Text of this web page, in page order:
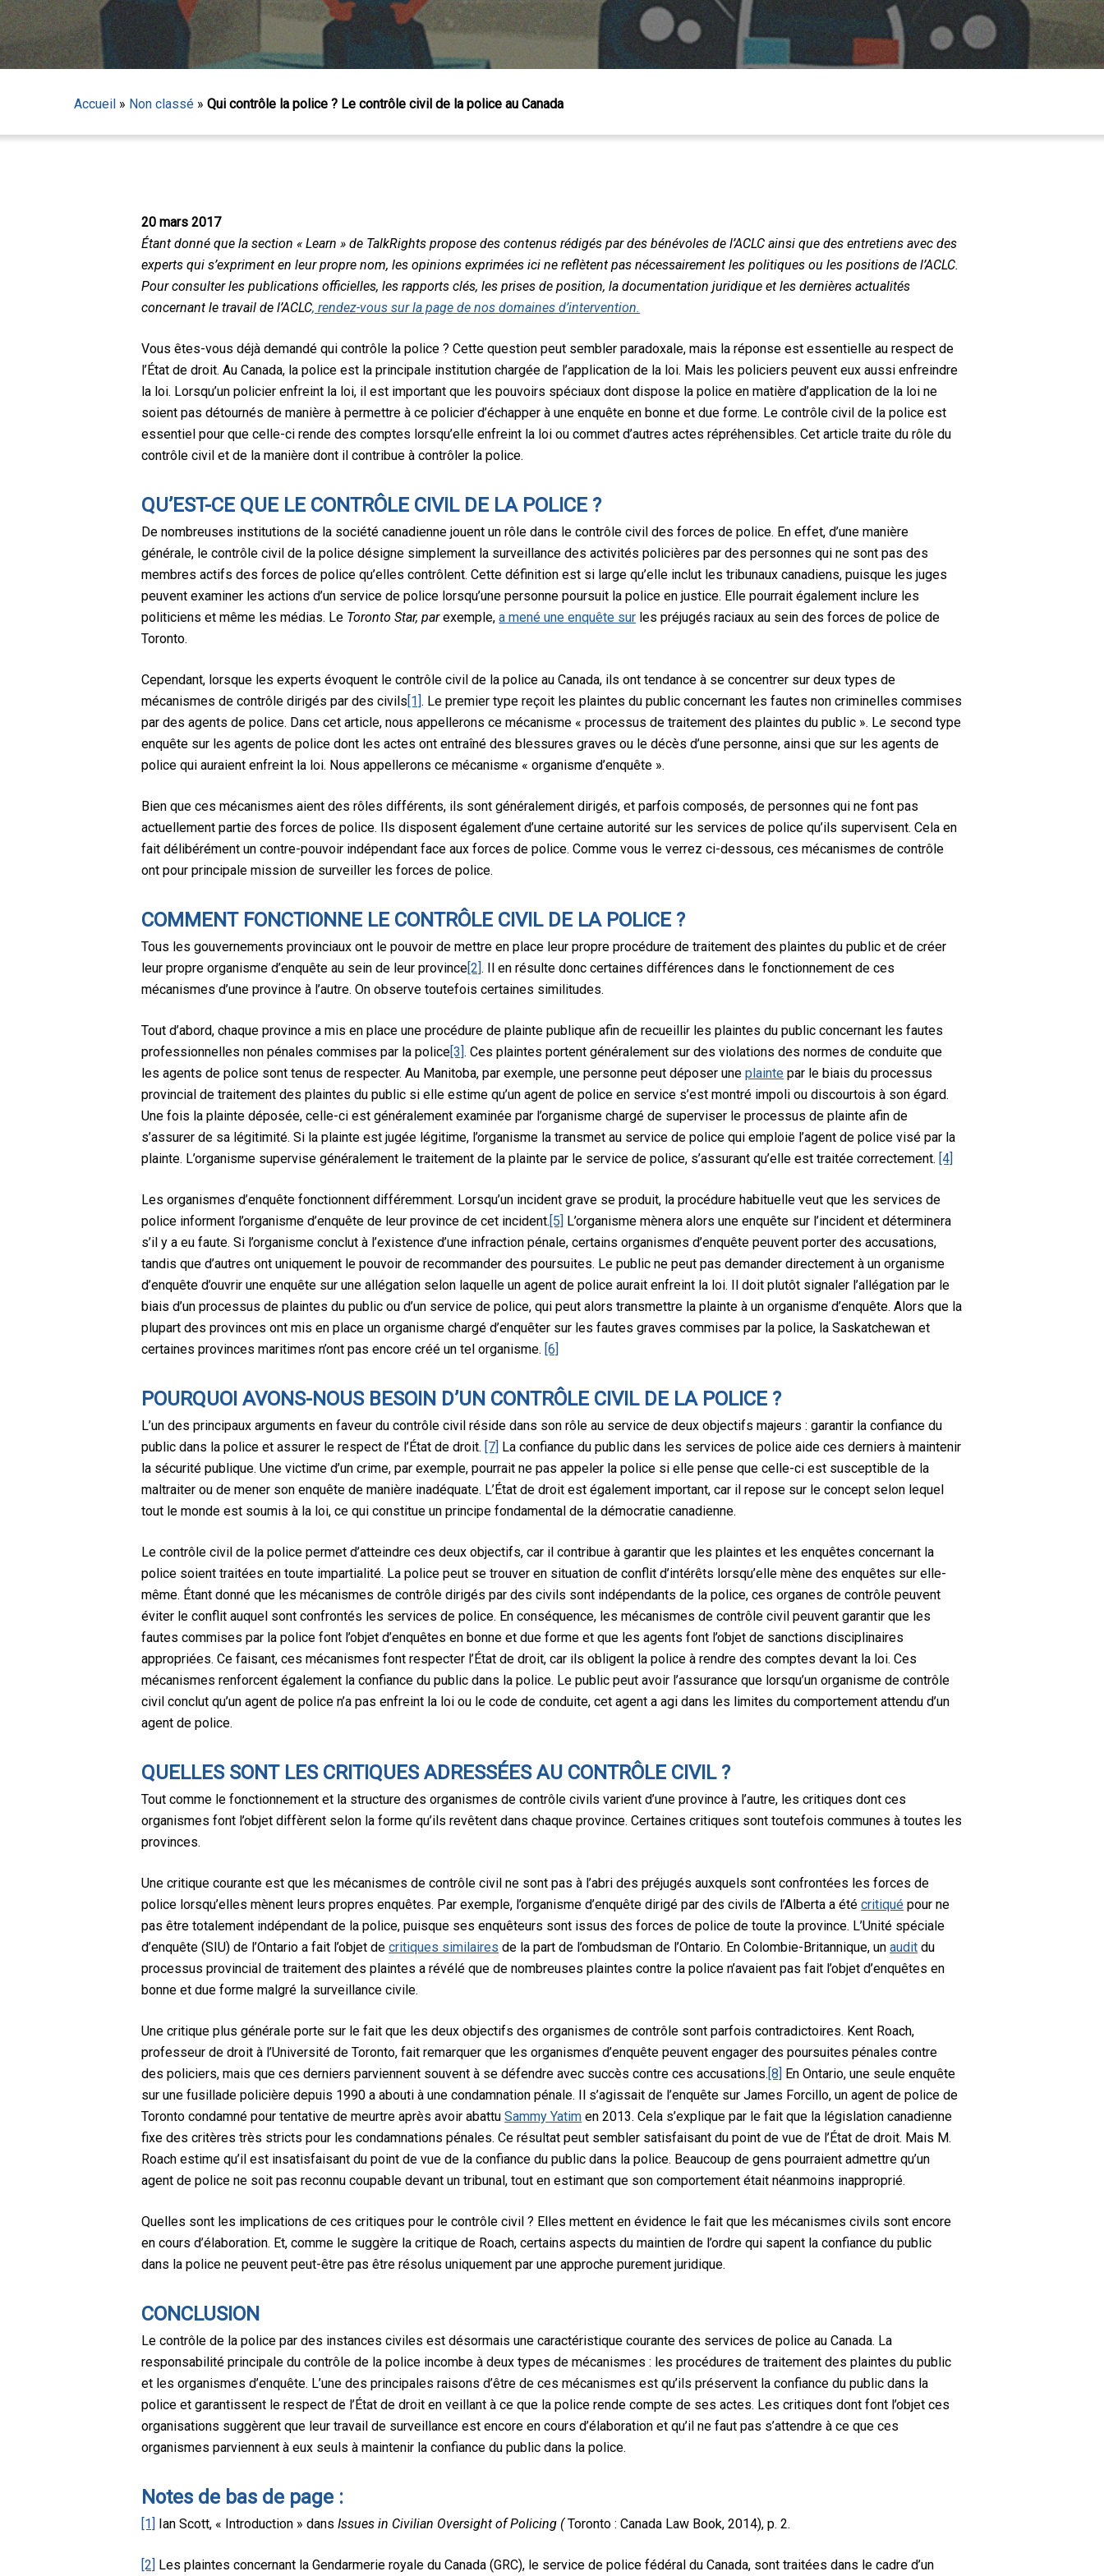
Accueil » Non classé » Qui contrôle la police ? Le contrôle civil de la police au Canada
20 mars 2017
Étant donné que la section « Learn » de TalkRights propose des contenus rédigés par des bénévoles de l’ACLC ainsi que des entretiens avec des
experts qui s’expriment en leur propre nom, les opinions exprimées ici ne reflètent pas nécessairement les politiques ou les positions de l’ACLC.
Pour consulter les publications officielles, les rapports clés, les prises de position, la documentation juridique et les dernières actualités
concernant le travail de l’ACLC, rendez-vous sur la page de nos domaines d’intervention.
Vous êtes-vous déjà demandé qui contrôle la police ? Cette question peut sembler paradoxale, mais la réponse est essentielle au respect de
l’État de droit. Au Canada, la police est la principale institution chargée de l’application de la loi. Mais les policiers peuvent eux aussi enfreindre
la loi. Lorsqu’un policier enfreint la loi, il est important que les pouvoirs spéciaux dont dispose la police en matière d’application de la loi ne
soient pas détournés de manière à permettre à ce policier d’échapper à une enquête en bonne et due forme. Le contrôle civil de la police est
essentiel pour que celle-ci rende des comptes lorsqu’elle enfreint la loi ou commet d’autres actes répréhensibles. Cet article traite du rôle du
contrôle civil et de la manière dont il contribue à contrôler la police.
QU’EST-CE QUE LE CONTRÔLE CIVIL DE LA POLICE ?
De nombreuses institutions de la société canadienne jouent un rôle dans le contrôle civil des forces de police. En effet, d’une manière
générale, le contrôle civil de la police désigne simplement la surveillance des activités policières par des personnes qui ne sont pas des
membres actifs des forces de police qu’elles contrôlent. Cette définition est si large qu’elle inclut les tribunaux canadiens, puisque les juges
peuvent examiner les actions d’un service de police lorsqu’une personne poursuit la police en justice. Elle pourrait également inclure les
politiciens et même les médias. Le Toronto Star, parexemple,a mené une enquête sur les préjugés raciaux au sein des forces de police de
Toronto.
Cependant, lorsque les experts évoquent le contrôle civil de la police au Canada, ils ont tendance à se concentrer sur deux types de
mécanismes de contrôle dirigés par des civils[1]. Le premier type reçoit les plaintes du public concernant les fautes non criminelles commises
par des agents de police. Dans cet article, nous appellerons ce mécanisme « processus de traitement des plaintes du public ». Le second type
enquête sur les agents de police dont les actes ont entraîné des blessures graves ou le décès d’une personne, ainsi que sur les agents de
police qui auraient enfreint la loi. Nous appellerons ce mécanisme « organisme d’enquête ».
Bien que ces mécanismes aient des rôles différents, ils sont généralement dirigés, et parfois composés, de personnes qui ne font pas
actuellement partie des forces de police. Ils disposent également d’une certaine autorité sur les services de police qu’ils supervisent. Cela en
fait délibérément un contre-pouvoir indépendant face aux forces de police. Comme vous le verrez ci-dessous, ces mécanismes de contrôle
ont pour principale mission de surveiller les forces de police.
COMMENT FONCTIONNE LE CONTRÔLE CIVIL DE LA POLICE ?
Tous les gouvernements provinciaux ont le pouvoir de mettre en place leur propre procédure de traitement des plaintes du public et de créer
leur propre organisme d’enquête au sein de leur province[2]. Il en résulte donc certaines différences dans le fonctionnement de ces
mécanismes d’une province à l’autre. On observe toutefois certaines similitudes.
Tout d’abord, chaque province a mis en place une procédure de plainte publique afin de recueillir les plaintes du public concernant les fautes
professionnelles non pénales commises par la police[3]. Ces plaintes portent généralement sur des violations des normes de conduite que
les agents de police sont tenus de respecter. Au Manitoba, par exemple, une personne peut déposer uneplainte par le biais du processus
provincial de traitement des plaintes du public si elle estime qu’un agent de police en service s’est montré impoli ou discourtois à son égard.
Une fois la plainte déposée, celle-ci est généralement examinée par l’organisme chargé de superviser le processus de plainte afin de
s’assurer de sa légitimité. Si la plainte est jugée légitime, l’organisme la transmet au service de police qui emploie l’agent de police visé par la
plainte. L’organisme supervise généralement le traitement de la plainte par le service de police, s’assurant qu’elle est traitée correctement. [4]
Les organismes d’enquête fonctionnent différemment. Lorsqu’un incident grave se produit, la procédure habituelle veut que les services de
police informent l’organisme d’enquête de leur province de cet incident.[5] L’organisme mènera alors une enquête sur l’incident et déterminera
s’il y a eu faute. Si l’organisme conclut à l’existence d’une infraction pénale, certains organismes d’enquête peuvent porter des accusations,
tandis que d’autres ont uniquement le pouvoir de recommander des poursuites. Le public ne peut pas demander directement à un organisme
d’enquête d’ouvrir une enquête sur une allégation selon laquelle un agent de police aurait enfreint la loi. Il doit plutôt signaler l’allégation par le
biais d’un processus de plaintes du public ou d’un service de police, qui peut alors transmettre la plainte à un organisme d’enquête. Alors que la
plupart des provinces ont mis en place un organisme chargé d’enquêter sur les fautes graves commises par la police, la Saskatchewan et
certaines provinces maritimes n’ont pas encore créé un tel organisme. [6]
POURQUOI AVONS-NOUS BESOIN D’UN CONTRÔLE CIVIL DE LA POLICE ?
L’un des principaux arguments en faveur du contrôle civil réside dans son rôle au service de deux objectifs majeurs : garantir la confiance du
public dans la police et assurer le respect de l’État de droit. [7] La confiance du public dans les services de police aide ces derniers à maintenir
la sécurité publique. Une victime d’un crime, par exemple, pourrait ne pas appeler la police si elle pense que celle-ci est susceptible de la
maltraiter ou de mener son enquête de manière inadéquate. L’État de droit est également important, car il repose sur le concept selon lequel
tout le monde est soumis à la loi, ce qui constitue un principe fondamental de la démocratie canadienne.
Le contrôle civil de la police permet d’atteindre ces deux objectifs, car il contribue à garantir que les plaintes et les enquêtes concernant la
police soient traitées en toute impartialité. La police peut se trouver en situation de conflit d’intérêts lorsqu’elle mène des enquêtes sur elle-
même. Étant donné que les mécanismes de contrôle dirigés par des civils sont indépendants de la police, ces organes de contrôle peuvent
éviter le conflit auquel sont confrontés les services de police. En conséquence, les mécanismes de contrôle civil peuvent garantir que les
fautes commises par la police font l’objet d’enquêtes en bonne et due forme et que les agents font l’objet de sanctions disciplinaires
appropriées. Ce faisant, ces mécanismes font respecter l’État de droit, car ils obligent la police à rendre des comptes devant la loi. Ces
mécanismes renforcent également la confiance du public dans la police. Le public peut avoir l’assurance que lorsqu’un organisme de contrôle
civil conclut qu’un agent de police n’a pas enfreint la loi ou le code de conduite, cet agent a agi dans les limites du comportement attendu d’un
agent de police.
QUELLES SONT LES CRITIQUES ADRESSÉES AU CONTRÔLE CIVIL ?
Tout comme le fonctionnement et la structure des organismes de contrôle civils varient d’une province à l’autre, les critiques dont ces
organismes font l’objet diffèrent selon la forme qu’ils revêtent dans chaque province. Certaines critiques sont toutefois communes à toutes les
provinces.
Une critique courante est que les mécanismes de contrôle civil ne sont pas à l’abri des préjugés auxquels sont confrontées les forces de
police lorsqu’elles mènent leurs propres enquêtes. Par exemple, l’organisme d’enquête dirigé par des civils de l’Alberta a étécritiqué pour ne
pas être totalement indépendant de la police, puisque ses enquêteurs sont issus des forces de police de toute la province. L’Unité spéciale
d’enquête (SIU) de l’Ontario a fait l’objet decritiques similaires de la part de l’ombudsman de l’Ontario. En Colombie-Britannique, unaudit du
processus provincial de traitement des plaintes a révélé que de nombreuses plaintes contre la police n’avaient pas fait l’objet d’enquêtes en
bonne et due forme malgré la surveillance civile.
Une critique plus générale porte sur le fait que les deux objectifs des organismes de contrôle sont parfois contradictoires. Kent Roach,
professeur de droit à l’Université de Toronto, fait remarquer que les organismes d’enquête peuvent engager des poursuites pénales contre
des policiers, mais que ces derniers parviennent souvent à se défendre avec succès contre ces accusations.[8] En Ontario, une seule enquête
sur une fusillade policière depuis 1990 a abouti à une condamnation pénale. Il s’agissait de l’enquête sur James Forcillo, un agent de police de
Toronto condamné pour tentative de meurtre après avoir abattuSammy Yatim en 2013. Cela s’explique par le fait que la législation canadienne
fixe des critères très stricts pour les condamnations pénales. Ce résultat peut sembler satisfaisant du point de vue de l’État de droit. Mais M.
Roach estime qu’il est insatisfaisant du point de vue de la confiance du public dans la police. Beaucoup de gens pourraient admettre qu’un
agent de police ne soit pas reconnu coupable devant un tribunal, tout en estimant que son comportement était néanmoins inapproprié.
Quelles sont les implications de ces critiques pour le contrôle civil ? Elles mettent en évidence le fait que les mécanismes civils sont encore
en cours d’élaboration. Et, comme le suggère la critique de Roach, certains aspects du maintien de l’ordre qui sapent la confiance du public
dans la police ne peuvent peut-être pas être résolus uniquement par une approche purement juridique.
CONCLUSION
Le contrôle de la police par des instances civiles est désormais une caractéristique courante des services de police au Canada. La
responsabilité principale du contrôle de la police incombe à deux types de mécanismes : les procédures de traitement des plaintes du public
et les organismes d’enquête. L’une des principales raisons d’être de ces mécanismes est qu’ils préservent la confiance du public dans la
police et garantissent le respect de l’État de droit en veillant à ce que la police rende compte de ses actes. Les critiques dont font l’objet ces
organisations suggèrent que leur travail de surveillance est encore en cours d’élaboration et qu’il ne faut pas s’attendre à ce que ces
organismes parviennent à eux seuls à maintenir la confiance du public dans la police.
Notes de bas de page :
[1] Ian Scott, « Introduction » dansIssues in Civilian Oversight of Policing (Toronto : Canada Law Book, 2014), p. 2.
[2] Les plaintes concernant la Gendarmerie royale du Canada (GRC), le service de police fédéral du Canada, sont traitées dans le cadre d’un